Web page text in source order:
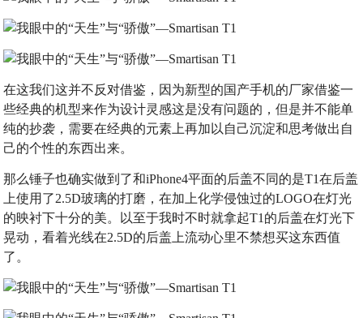
在这我们这并不反对借鉴，因为新型的国产手机的厂家借鉴一
些经典的机型来作为设计灵感这是没有问题的，但是并不能单
纯的抄袭，需要在经典的元素上再加以自己沉淀和思考做出自
己的个性的东西出来。
那么锤子也确实做到了和iPhone4平面的后盖不同的是T1在后盖
上使用了2.5D玻璃的打磨，在加上化学侵蚀过的LOGO在灯光
的映衬下十分的美。以至于我时不时就拿起T1的后盖在灯光下
晃动，看着光线在2.5D的后盖上流动心里不禁想买这东西值
了。